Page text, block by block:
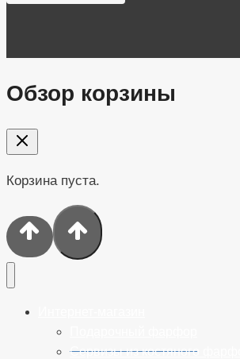
Обзор корзины
Корзина пуста.
Сервизы из костяного